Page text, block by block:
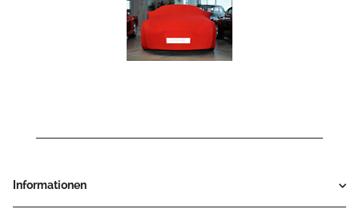
Informationen